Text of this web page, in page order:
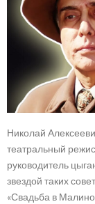
Николай
театральный
руководитель
звездой таких
«Свадьба в